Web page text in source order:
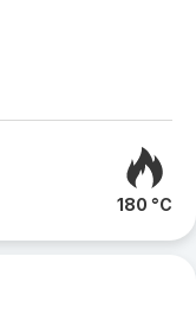
180 °C